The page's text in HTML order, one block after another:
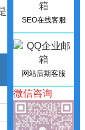
如何工作的？
SEO在线客服
网站后期客服
微信咨询